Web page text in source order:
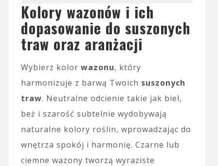
Kolory wazonów i ich
dopasowanie do suszonych
traw oraz aranżacji
Wybierz kolor wazonu, który
harmonizuje z barwą Twoich suszonych
traw. Neutralne odcienie takie jak biel,
beż i szarość subtelnie wydobywają
naturalne kolory roślin, wprowadzając do
wnętrza spokój i harmonię. Czarne lub
ciemne wazony tworzą wyraziste